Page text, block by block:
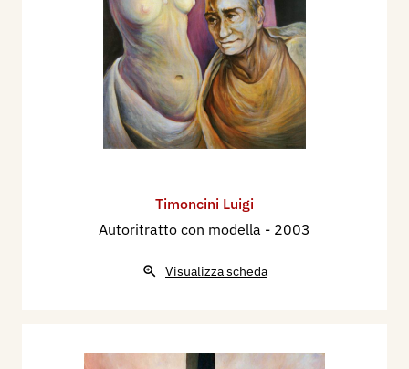
Timoncini Luigi
Autoritratto con modella - 2003
Visualizza scheda